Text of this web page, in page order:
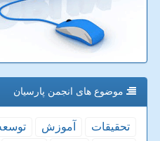
موضوع های انجمن پارسیان
تحقیقات آموزش